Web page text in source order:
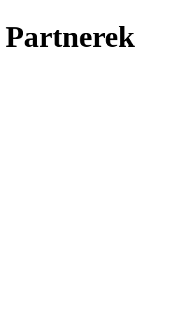
Partnerek